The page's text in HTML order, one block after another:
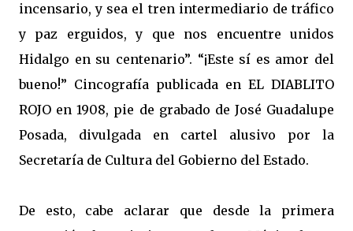
incensario, y sea el tren intermediario de tráfico
y paz erguidos, y que nos encuentre unidos
Hidalgo en su centenario”. “¡Este sí es amor del
bueno!” Cincografía publicada en EL DIABLITO
ROJO en 1908, pie de grabado de José Guadalupe
Posada, divulgada en cartel alusivo por la
Secretaría de Cultura del Gobierno del Estado.
De esto, cabe aclarar que desde la primera